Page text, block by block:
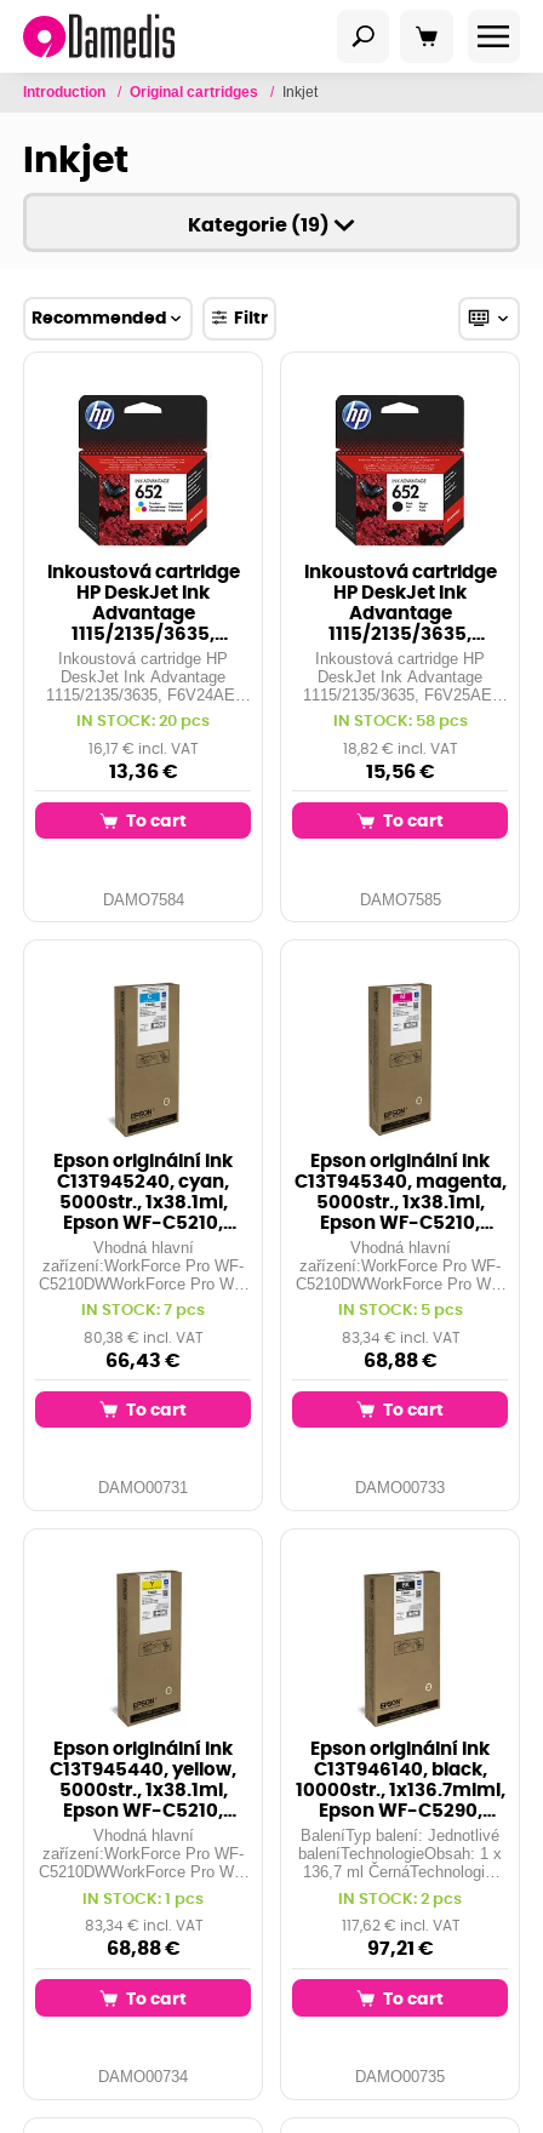
Introduction / Original cartridges / Inkjet
Inkjet
Kategorie (19)
Recommended Filtr
Inkoustová cartridge
HP DeskJet Ink
Advantage
1115/2135/3635,
F6V24AE, color, No. 652
, 20
Inkoustová cartridge HP
DeskJet Ink Advantage
1115/2135/3635, F6V24AE,
color, No. 652 , 200 str.
IN STOCK: 20 pcs
16,17 € incl. VAT
13,36 €
To cart
DAMO7584
Inkoustová cartridge
HP DeskJet Ink
Advantage
1115/2135/3635,
F6V25AE, black, No.
652 , 36
Inkoustová cartridge HP
DeskJet Ink Advantage
1115/2135/3635, F6V25AE,
black, No. 652 , 360 str.
IN STOCK: 58 pcs
18,82 € incl. VAT
15,56 €
To cart
DAMO7585
Epson originální ink
C13T945240, cyan,
5000str., 1x38.1ml,
Epson WF-C5210,
C5290, C5710, C
Vhodná hlavní
zařízení:WorkForce Pro WF-
C5210DWWorkForce Pro WF-
C5290DWWorkForce Pro WF-
C5710DWFWorkForce Pro
WF-C5790DWF
IN STOCK: 7 pcs
80,38 € incl. VAT
66,43 €
To cart
DAMO00731
Epson originální ink
C13T945340, magenta,
5000str., 1x38.1ml,
Epson WF-C5210,
C5290, C5710
Vhodná hlavní
zařízení:WorkForce Pro WF-
C5210DWWorkForce Pro WF-
C5290DWWorkForce Pro WF-
C5710DWFWorkForce Pro
WF-C5790DWF
IN STOCK: 5 pcs
83,34 € incl. VAT
68,88 €
To cart
DAMO00733
Epson originální ink
C13T945440, yellow,
5000str., 1x38.1ml,
Epson WF-C5210,
C5290, C5710,
Vhodná hlavní
zařízení:WorkForce Pro WF-
C5210DWWorkForce Pro WF-
C5290DWWorkForce Pro WF-
C5710DWFWorkForce Pro
WF-C5790DWF
IN STOCK: 1 pcs
83,34 € incl. VAT
68,88 €
To cart
DAMO00734
Epson originální ink
C13T946140, black,
10000str., 1x136.7mlml,
Epson WF-C5290,
C5790
BaleníTyp balení: Jednotlivé
baleníTechnologieObsah: 1 x
136,7 ml ČernáTechnologie:
DURABrite™ UltraZkratka:
T9461Velikost: XXLVhodná
hlavní zařízení:WorkForce Pro
WF-C5290DWWorkForce
Pro...
IN STOCK: 2 pcs
117,62 € incl. VAT
97,21 €
To cart
DAMO00735